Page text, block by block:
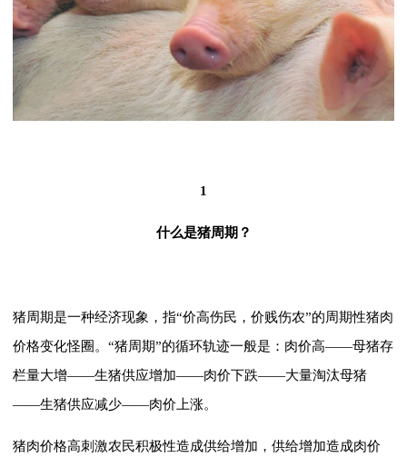
1
什么是猪周期？
猪周期是一种经济现象，指“价高伤民，价贱伤农”的周期性猪肉
价格变化怪圈。“猪周期”的循环轨迹一般是：肉价高——母猪存
栏量大增——生猪供应增加——肉价下跌——大量淘汰母猪
——生猪供应减少——肉价上涨。
猪肉价格高刺激农民积极性造成供给增加，供给增加造成肉价